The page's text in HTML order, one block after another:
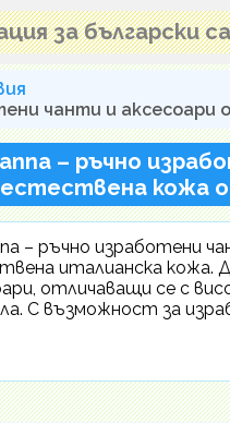
за български
чанти и
– ръчно
естествена кожа
– ръчно изработени
италианска кожа.
отличаващи се с
С възможност за